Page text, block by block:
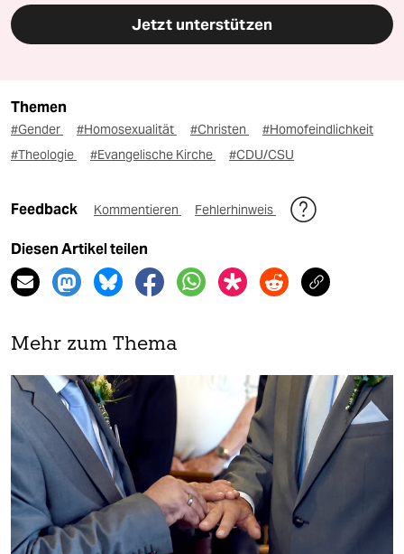
Jetzt unterstützen
Themen
#Gender #Homosexualität #Christen
#Homofeindlichkeit
#Theologie
#Evangelische Kirche #CDU/CSU
Feedback Kommentieren Fehlerhinweis
Diesen Artikel teilen
Mehr zum Thema